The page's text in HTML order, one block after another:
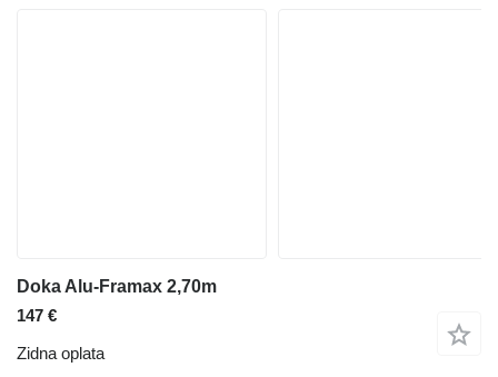
Doka Alu-Framax 2,70m
147 €
Zidna oplata